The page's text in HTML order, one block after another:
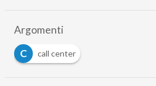
Argomenti
C
call center